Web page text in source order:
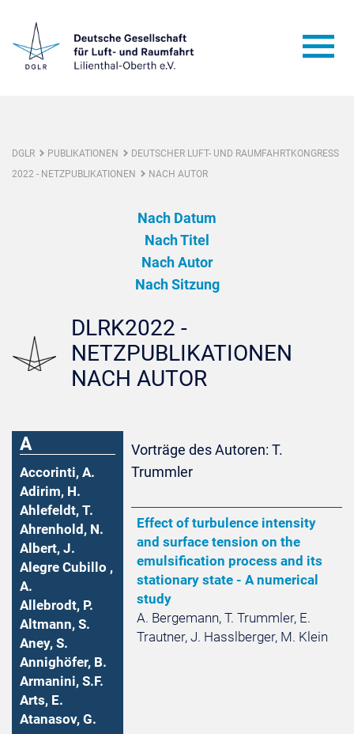
DGLR PUBLIKATIONEN
DEUTSCHER LUFT- UND RAUMFAHRTKONGRESS
2022 - NETZPUBLIKATIONEN
NACH AUTOR
Nach Datum
Nach Titel
Nach Autor
Nach Sitzung
DLRK2022 -
NETZPUBLIKATIONEN
NACH AUTOR
A
Accorinti, A.
Adirim, H.
Ahlefeldt, T.
Ahrenhold, N.
Albert, J.
Alegre Cubillo ,
A.
Allebrodt, P.
Altmann, S.
Aney, S.
Annighöfer, B.
Armanini, S.F.
Arts, E.
Atanasov, G.
Vorträge des Autoren: T.
Trummler
Effect of turbulence intensity
and surface tension on the
emulsification process and its
stationary state - A numerical
study
A. Bergemann, T. Trummler, E.
Trautner, J. Hasslberger, M. Klein